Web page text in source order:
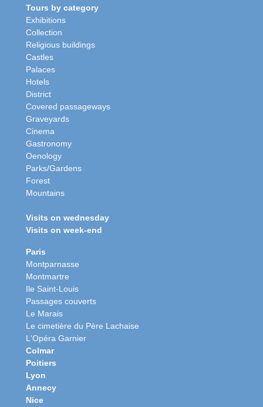
Tours by category
Exhibitions
Collection
Religious buildings
Castles
Palaces
Hotels
District
Covered passageways
Graveyards
Cinema
Gastronomy
Oenology
Parks/Gardens
Forest
Mountains
Visits on wednesday
Visits on week-end
Paris
Montparnasse
Montmartre
Ile Saint-Louis
Passages couverts
Le Marais
Le cimetière du Père Lachaise
L'Opéra Garnier
Colmar
Poitiers
Lyon
Annecy
Nice